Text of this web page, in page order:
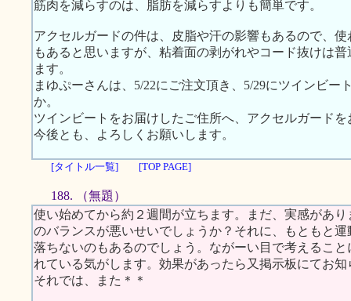
筋肉を減らすのは、脂肪を減らすよりも簡単です。
アクセルガードの件は、皮脂や汗の影響もあるので、
もあると思いますが、粘着面の剥がれやコード抜けは
ます。
まゆぷーさんは、5/22にご注文頂き、5/29にツインビ
か。
ツインビートをお届けしたご住所へ、アクセルガード
今後とも、よろしくお願いします。
[タイトル一覧] [TOP PAGE]
188. （無題）
使い始めてから約２週間が立ちます。まだ、実感があ
のバランスが悪いせいでしょうか？それに、もともと
落ちないのもあるのでしょう。ながーい目で考えるこ
れている気がします。効果があったら又掲示板にてお知
それでは、また＊＊